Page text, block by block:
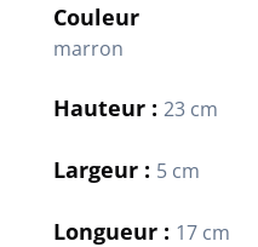
Couleur
marron
Hauteur : 23 cm
Largeur : 5 cm
Longueur : 17 cm